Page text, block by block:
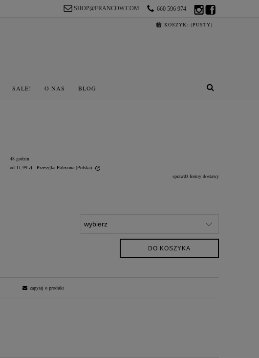
660 596 974
SHOP@FRANCOW.COM
KOSZYK: (PUSTY)
SALE! O NAS BLOG
48 godzin
od 11,99 zł - Przesyłka Polecona (Polska)
sprawdź formy dostawy
DO KOSZYKA
zapytaj o produkt